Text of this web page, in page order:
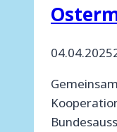
04.04.2025